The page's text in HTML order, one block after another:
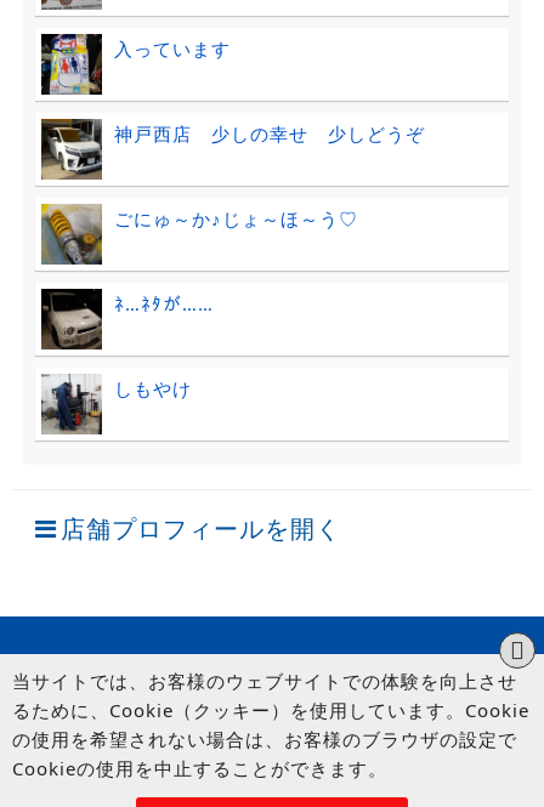
入っています
神戸西店 少しの幸せ 少しどうぞ
ごにゅ～か♪じょ～ほ～う♡
ﾈ…ﾈﾀが……
しもやけ
店舗プロフィールを開く
当サイトでは、お客様のウェブサイトでの体験を向上させ
るために、Cookie（クッキー）を使用しています。Cookie
の使用を希望されない場合は、お客様のブラウザの設定で
Cookieの使用を中止することができます。